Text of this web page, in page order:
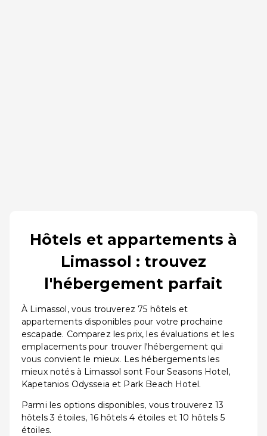
Hôtels et appartements à
Limassol : trouvez
l'hébergement parfait
À Limassol, vous trouverez 75 hôtels et
appartements disponibles pour votre prochaine
escapade. Comparez les prix, les évaluations et les
emplacements pour trouver l'hébergement qui
vous convient le mieux. Les hébergements les
mieux notés à Limassol sont Four Seasons Hotel,
Kapetanios Odysseia et Park Beach Hotel.
Parmi les options disponibles, vous trouverez 13
hôtels 3 étoiles, 16 hôtels 4 étoiles et 10 hôtels 5
étoiles.